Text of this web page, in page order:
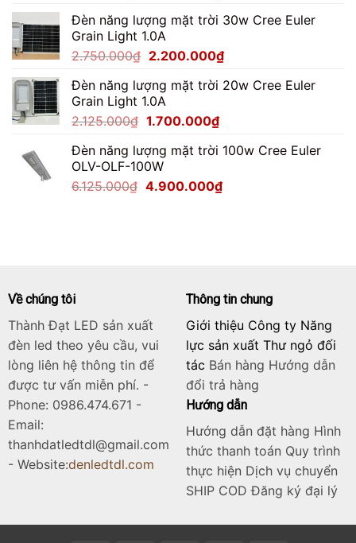
là:
4.487.500₫.
tại
3.590.000₫.
Đèn năng lượng mặt trời 30w Cree Euler
Grain Light 1.0A
2.750.000₫ Giá
là:
2.750.000₫.
2.200.000₫Giá
tại
Đèn năng lượng mặt trời 20w Cree Euler
Grain Light 1.0A
2.125.000₫ Giá
là:
2.125.000₫.
1.700.000₫Giá
tại
1.700.000₫.
Đèn năng lượng mặt trời 100w Cree Euler
OLV-OLF-100W
6.125.000₫ Giá
4.900.000₫Giá
Về chúng tôi
Thành Đạt LED sản xuất
đèn led theo yêu cầu, vui
lòng liên hệ thông tin để
được tư vấn miễn phí. -
Phone: 0986.474.671 -
Email:
thanhdatledtdl@gmail.com
- Website:denledtdl.com
Thông tin chung
Giới thiệu Công ty Năng
lực sản xuất Thư ngỏ đối
tác Bán hàng Hướng dẫn
đổi trả hàng
Hướng dẫn
Hướng dẫn đặt hàng Hình
thức thanh toán Quy trình
thực hiện Dịch vụ chuyển
SHIP COD Đăng ký đại lý